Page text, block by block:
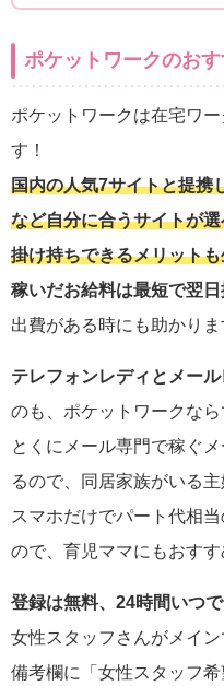
ポケットワークのお
ポケットワークは在宅ワ
す！
国内の人気7サイトと提携
など自分に合うサイトが
掛け持ちできるメリット
稼いだお給料は最短で翌
出費がある時にも助かりま
テレフォンレディとメール
のも、ポケットワークなら
とくにメール専門で稼ぐ
るので、同居家族がいる主
スマホだけでパート代相
ので、育児ママにもおすす
登録は無料、24時間いつで
女性スタッフさんがメイ
備考欄に「女性スタッフ